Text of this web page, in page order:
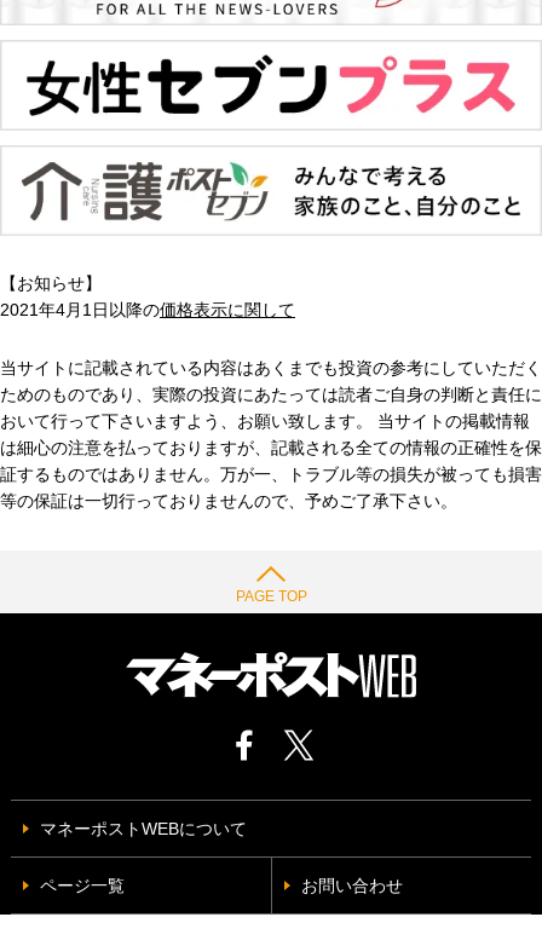
【お知らせ】
2021年4月1日以降の価格表示に関して
当サイトに記載されている内容はあくまでも投資の参考にしていただく
ためのものであり、実際の投資にあたっては読者ご自身の判断と責任に
おいて行って下さいますよう、お願い致します。 当サイトの掲載情報
は細心の注意を払っておりますが、記載される全ての情報の正確性を保
証するものではありません。万が一、トラブル等の損失が被っても損害
等の保証は一切行っておりませんので、予めご了承下さい。
PAGE TOP
マネーポストWEBについて
ページ一覧 お問い合わせ